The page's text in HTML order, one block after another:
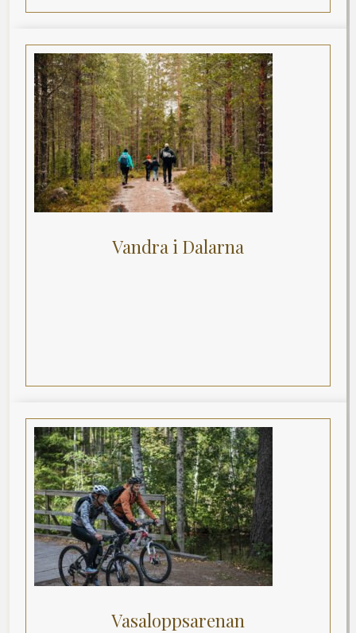
Vandra i Dalarna
Vasaloppsarenan